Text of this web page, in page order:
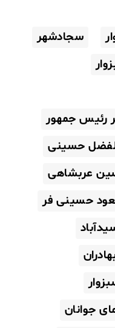
سجادشهر
رئیس جمهور
حسینی
عربشاهی
حسینی فر
جوانان